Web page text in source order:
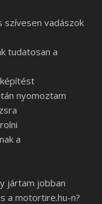
szívesen vadászok
tudatosan a
nyomoztam
a
jártam jobban
a motortire.hu-n?